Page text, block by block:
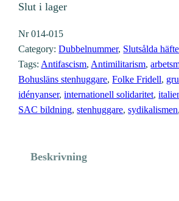
Slut i lager
Nr 014-015
Category:Dubbelnummer, Slutsålda
Tags: Antifascism, Antimilitarism,
Bohusläns stenhuggare, Folke Fridell,
idényanser, internationell solidaritet,
SAC bildning, stenhuggare, sydikalismen
Beskrivning